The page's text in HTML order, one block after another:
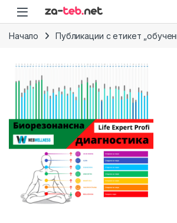
Skip to navigation
Skip to content
Начало Публикации с етикет